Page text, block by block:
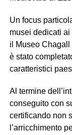
Un focus
musei dedicati
il Museo Chagall
è stato
caratteristici
Al termine
conseguito con
certificando non
l’arricchimento